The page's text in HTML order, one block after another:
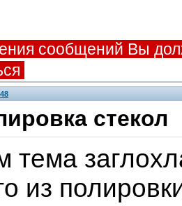
сообщений Вы
стекол
тема
из